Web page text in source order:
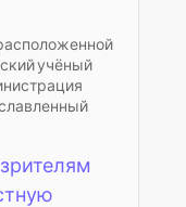
учёный